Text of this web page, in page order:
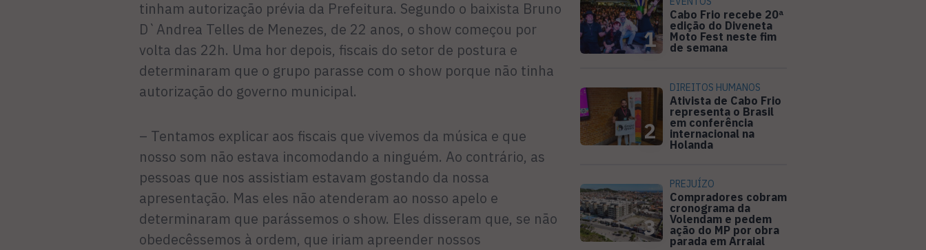
tinham autorização prévia da Prefeitura. Segundo o baixista Bruno
D`Andrea Telles de Menezes, de 22 anos, o show começou por
volta das 22h. Uma hor depois, fiscais do setor de postura e
determinaram que o grupo parasse com o show porque não tinha
autorização do governo municipal.
– Tentamos explicar aos fiscais que vivemos da música e que
nosso som não estava incomodando a ninguém. Ao contrário, as
pessoas que nos assistiam estavam gostando da nossa
apresentação. Mas eles não atenderam ao nosso apelo e
determinaram que parássemos o show. Eles disseram que, se não
obedecêssemos à ordem, que iriam apreender nossos
1
Cabo Frio recebe 20ª
edição do Diveneta
Moto Fest neste fim
de semana
2
DIREITOS HUMANOS
Ativista de Cabo Frio
representa o Brasil
em conferência
internacional na
Holanda
3
PREJUÍZO
Compradores cobram
cronograma da
Volendam e pedem
ação do MP por obra
parada em Arraial